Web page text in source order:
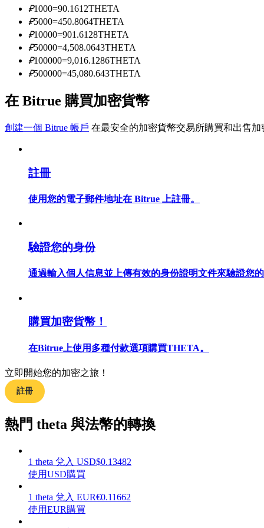
成為跟單交易員
坐享盈利分成和跟單分傭
合約資訊
包含交易情況等的大數據分析
合約指南
合約功能使用指南
交易策略
學習如何保持盈利
₽1000=90.1612THETA
₽5000=450.8064THETA
₽10000=901.6128THETA
₽50000=4,508.0643THETA
₽100000=9,016.1286THETA
₽500000=45,080.643THETA
在 Bitrue 購買加密貨幣
創建一個 Bitrue 帳戶 在最安全的加密貨幣交易所購買和出售加
註冊
使用您的電子郵件地址在 Bitrue 上註冊。
驗證您的身份
通過輸入個人信息並上傳有效的身份證明文件來驗證您
購買加密貨幣！
在Bitrue上使用多種付款選項購買THETA。
立即開始您的加密之旅！
註冊
熱門 theta 與法幣的轉換
1 theta 兌入 USD$0.13482
使用USD購買
1 theta 兌入 EUR€0.11662
使用EUR購買